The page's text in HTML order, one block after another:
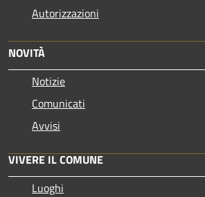
Autorizzazioni
NOVITÀ
Notizie
Comunicati
Avvisi
VIVERE IL COMUNE
Luoghi